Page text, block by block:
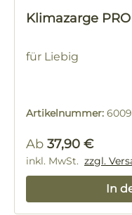
Klimazarge
für Liebig
Artikelnummer:
Regulärer Preis:
Ab 37,90 €
inkl. MwSt. zzgl.
In